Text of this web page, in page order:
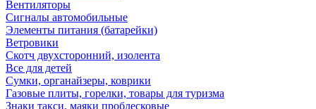
Вентиляторы
Сигналы автомобильные
Элементы питания (батарейки)
Ветровики
Скотч двухсторонний, изолента
Все для детей
Сумки, органайзеры, коврики
Газовые плиты, горелки, товары для туризма
Знаки такси, маяки проблесковые